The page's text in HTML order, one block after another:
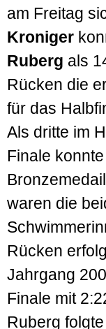
am Freitag
Kroniger
Ruberg als
Rücken die
für das
Als dritte im
Finale
waren die
Rücken
Jahrgang
Finale mit
Ruberg